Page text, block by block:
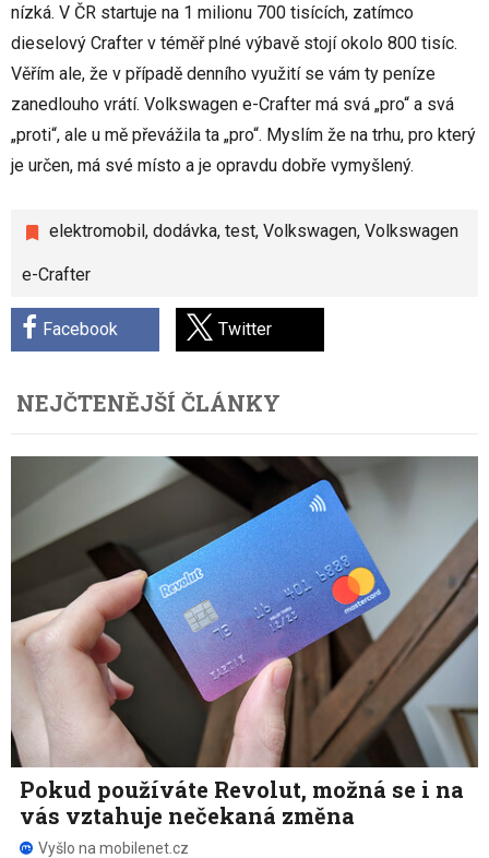
nízká. V ČR startuje na 1 milionu 700 tisících, zatímco
dieselový Crafter v téměř plné výbavě stojí okolo 800 tisíc.
Věřím ale, že v případě denního využití se vám ty peníze
zanedlouho vrátí. Volkswagen e-Crafter má svá „pro“ a svá
„proti“, ale u mě převážila ta „pro“. Myslím že na trhu, pro který
je určen, má své místo a je opravdu dobře vymyšlený.
elektromobil, dodávka, test, Volkswagen, Volkswagen
e-Crafter
Facebook Twitter
NEJČTENĚJŠÍ ČLÁNKY
Pokud používáte Revolut, možná se i na
vás vztahuje nečekaná změna
Vyšlo na mobilenet.cz